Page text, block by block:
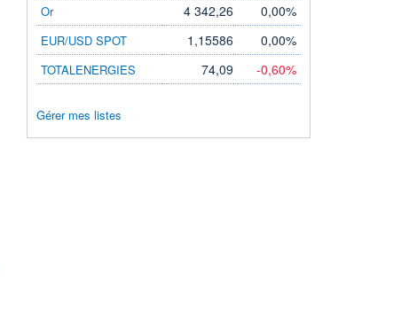
Or 4 342,26 0,00%
EUR/USD SPOT 1,15586 0,00%
TOTALENERGIES 74,09 -0,60%
Gérer mes listes